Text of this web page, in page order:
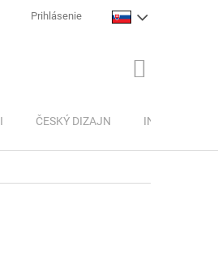
Prihlásenie
ČESKÝ DIZAJN INSPIRACE